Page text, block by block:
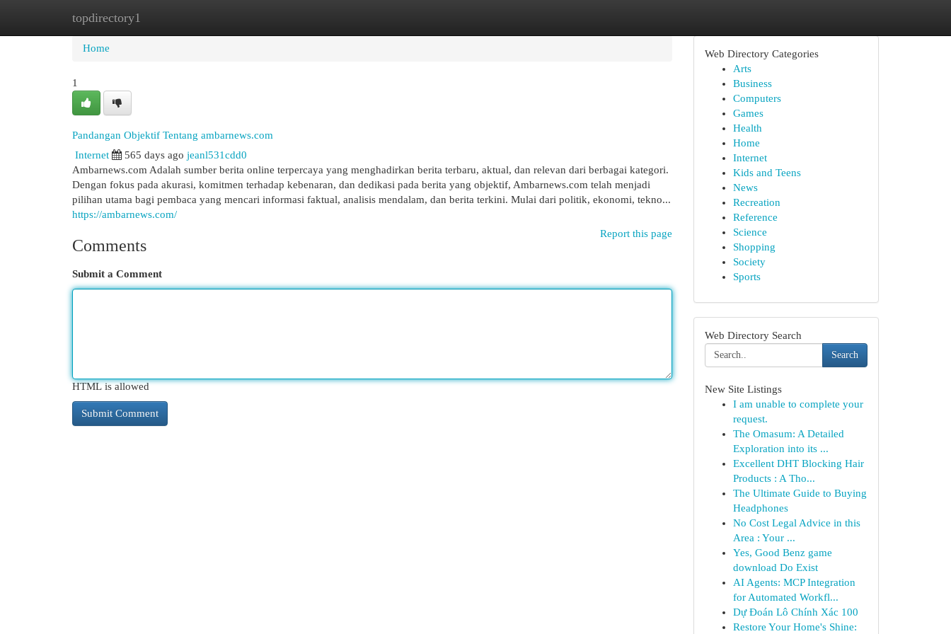
topdirectory1
Home
Home
1
Pandangan Objektif Tentang ambarnews.com
Internet
565 days ago jeanl531cdd0
Ambarnews.com Adalah sumber berita online terpercaya yang menghadirkan berita terbaru, aktual, dan relevan dari berbagai kategori.
Dengan fokus pada akurasi, komitmen terhadap kebenaran, dan dedikasi pada berita yang objektif, Ambarnews.com telah menjadi
pilihan utama bagi pembaca yang mencari informasi faktual, analisis mendalam, dan berita terkini. Mulai dari politik, ekonomi, tekno...
https://ambarnews.com/
Report this page
Comments
Submit a Comment
HTML is allowed
Web Directory Categories
Arts
Business
Computers
Games
Health
Home
Internet
Kids and Teens
News
Recreation
Reference
Science
Shopping
Society
Sports
Web Directory Search
Search
New Site Listings
I am unable to complete your
request.
The Omasum: A Detailed
Exploration into its ...
Excellent DHT Blocking Hair
Products : A Tho...
The Ultimate Guide to Buying
Headphones
No Cost Legal Advice in this
Area : Your ...
Yes, Good Benz game
download Do Exist
AI Agents: MCP Integration
for Automated Workfl...
Dự Đoán Lô Chính Xác 100
Restore Your Home's Shine: